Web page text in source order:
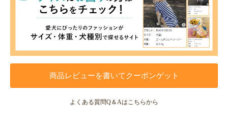
商品レビューを書いてクーポンゲット
よくある質問Q＆Aはこちらから